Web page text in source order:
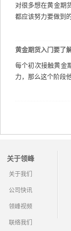
对很多想在黄金期
都应该努力要做到
黄金期货入门要了
每个初次接触黄金
力，那么这个阶段
关于领峰
关于我们
公司快讯
领峰视频
联络我们